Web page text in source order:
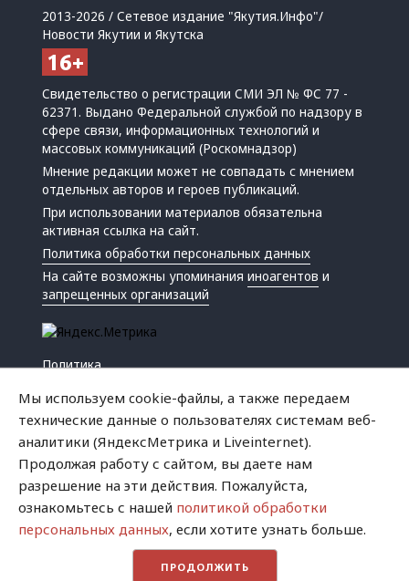
2013-2026 / Сетевое издание "Якутия.Инфо"/
Новости Якутии и Якутска
Свидетельство о регистрации СМИ ЭЛ № ФС 77 -
62371. Выдано Федеральной службой по надзору в
сфере связи, информационных технологий и
массовых коммуникаций (Роскомнадзор)
Мнение редакции может не совпадать с мнением
отдельных авторов и героев публикаций.
При использовании материалов обязательна
активная ссылка на сайт.
Политика обработки персональных данных
На сайте возможны упоминанияиноагентов и
запрещенных организаций
Политика
Криминал
Успех
Хватит это терпеть
Мы используем cookie-файлы, а также передаем
технические данные о пользователях системам веб-
аналитики (ЯндексМетрика и Liveinternet).
Продолжая работу с сайтом, вы даете нам
разрешение на эти действия. Пожалуйста,
ознакомьтесь с нашей политикой обработки
персональных данных, если хотите узнать больше.
ПРОДОЛЖИТЬ